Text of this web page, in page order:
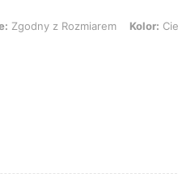
z Rozmiarem, Kolor: Ciemny
Zgodny z Rozmiarem Kolor: